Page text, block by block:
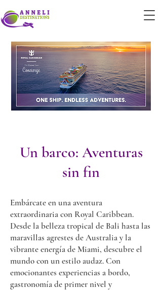
Un barco: Aventuras
sin fin
Embárcate en una aventura
extraordinaria con Royal Caribbean.
Desde la belleza tropical de Bali hasta las
maravillas agrestes de Australia y la
vibrante energía de Miami, descubre el
mundo con un estilo audaz. Con
emocionantes experiencias a bordo,
gastronomía de primer nivel y